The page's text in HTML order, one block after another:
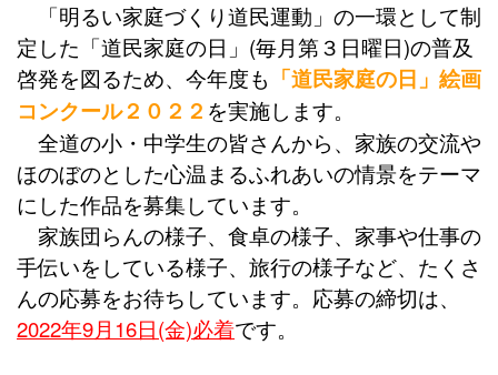
「明るい家庭づくり道民運動」の一環として制
定した「道民家庭の日」(毎月第３日曜日)の普及
啓発を図るため、今年度も 「道民家庭の日」絵画
コンクール２０２２ を実施します。
全道の小・中学生の皆さんから、家族の交流や
ほのぼのとした心温まるふれあいの情景をテーマ
にした作品を募集しています。
家族団らんの様子、食卓の様子、家事や仕事の
手伝いをしている様子、旅行の様子など、たくさ
んの応募をお待ちしています。応募の締切は、
2022年9月16日(金)必着です。